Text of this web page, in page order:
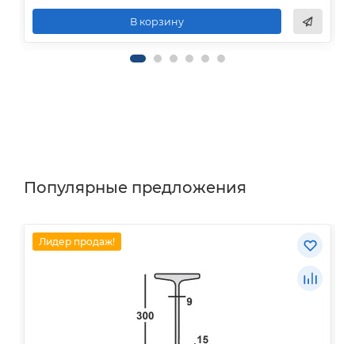
В корзину
Популярные предложения
Лидер продаж!